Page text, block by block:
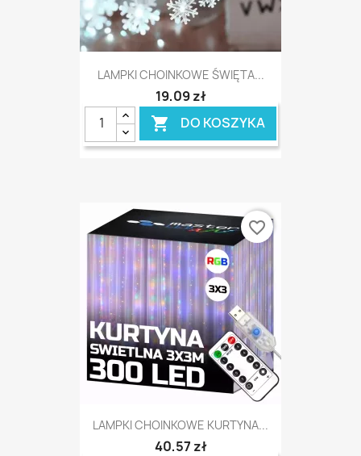
LAMPKI CHOINKOWE ŚWIĘTA...
19,09 zł
 DO KOSZYKA
LAMPKI CHOINKOWE KURTYNA...
40,57 zł
favorite_border